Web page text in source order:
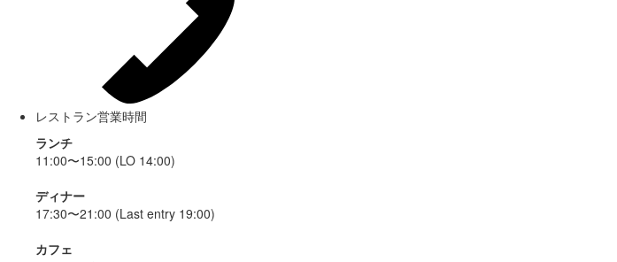
レストラン営業時間
ランチ
11:00〜15:00 (LO 14:00)
ディナー
17:30〜21:00 (Last entry 19:00)
カフェ